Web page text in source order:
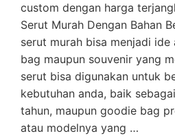
custom dengan harga
Serut Murah Dengan Bahan
serut murah bisa menjadi
bag maupun souvenir yang
serut bisa digunakan untuk
kebutuhan anda, baik
tahun, maupun goodie bag
atau modelnya yang …